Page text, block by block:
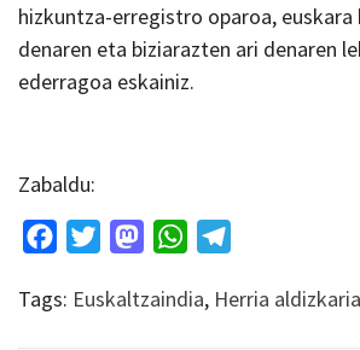
hizkuntza-erregistro oparoa, euskara
denaren eta biziarazten ari denaren
ederragoa eskainiz.
Zabaldu:
FacebookTwitterMastodonWhatsApp
Tags: Euskaltzaindia, Herria aldizkaria